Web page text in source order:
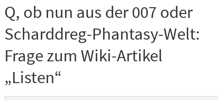
Q, ob nun aus der 007 oder
Scharddreg-Phantasy-Welt:
Frage zum Wiki-Artikel
„Listen“